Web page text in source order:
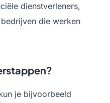
dienstverleners,
die werken
je bijvoorbeeld